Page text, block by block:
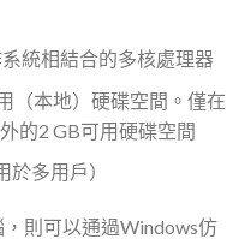
統相結合的多核處理器
（本地）硬碟空間。僅在
的2 GB可用硬碟空間
多用戶）
則可以通過Windows仿